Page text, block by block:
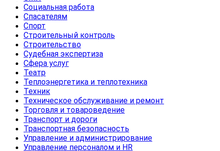
Социальная работа
Спасателям
Спорт
Строительный контроль
Строительство
Судебная экспертиза
Сфера услуг
Театр
Теплоэнергетика и теплотехника
Техник
Техническое обслуживание и ремонт
Торговля и товароведение
Транспорт и дороги
Транспортная безопасность
Управление и администрирование
Управление персоналом и HR